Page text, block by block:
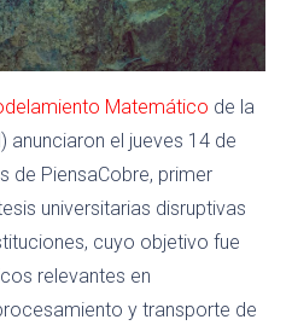
Matemático de la
anunciaron el jueves 14 de
de PiensaCobre, primer
universitarias disruptivas
cuyo objetivo fue
relevantes en
y transporte de